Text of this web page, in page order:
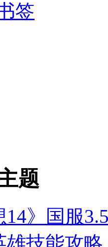
签
题
14》国服
雄技能攻